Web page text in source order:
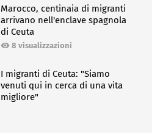
Marocco, centinaia di migranti
arrivano nell'enclave spagnola
di Ceuta
8 visualizzazioni
I migranti di Ceuta: "Siamo
venuti qui in cerca di una vita
migliore"